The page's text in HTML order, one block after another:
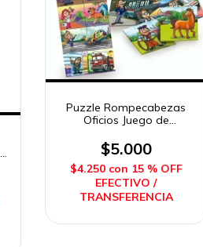
Puzzle Rompecabezas
Oficios Juego de
Duravit
$5.000
$4.250 con 15 % OFF
EFECTIVO /
TRANSFERENCIA